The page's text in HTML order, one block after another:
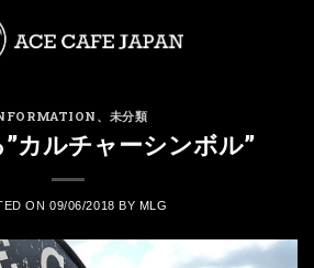
、 未分類
カルチャーシンボル”
ON09/06/2018 BY MLG